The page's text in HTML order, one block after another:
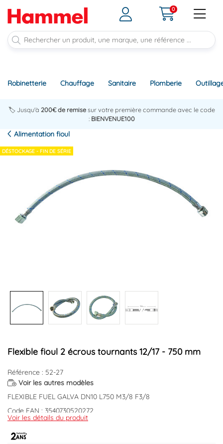
0
Robinetterie Chauffage Sanitaire Plomberie
🏷️ Jusqu'à 200€ de remisesur votre première commande avec le code
: BIENVENUE100
Alimentation fioul
DÉSTOCKAGE - FIN DE SÉRIE
+2
Flexible fioul 2 écrous tournants 12/17 - 750 mm
Référence : 52-27
Voir les autres modèles
FLEXIBLE FUEL GALVA DN10 L750 M3/8 F3/8
Code EAN : 3540730520272
Voir les détails du produit